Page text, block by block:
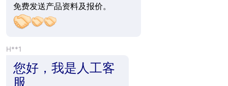
免费发送产品资料及报价。
H**1
您好，我是人工客
服